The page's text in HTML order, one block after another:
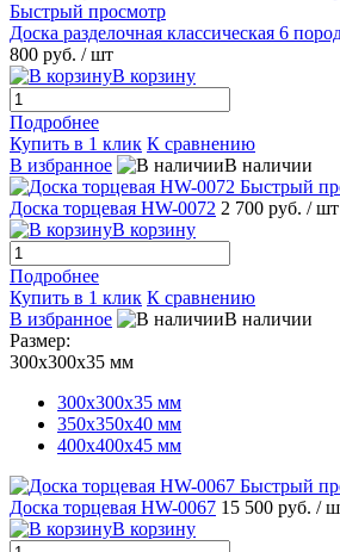
Быстрый просмотр
Доска разделочная классическая 6
800 руб. / шт
В корзину
Подробнее
Купить в 1 клик К сравнению
В избранное
В наличии
Быстрый
Доска торцевая HW-0072 2 700 руб. / шт
В корзину
Подробнее
Купить в 1 клик К сравнению
В избранное
В наличии
Размер:
300х300х35 мм
300х300х35 мм
350х350х40 мм
400х400х45 мм
Быстрый
Доска торцевая HW-0067 15 500 руб. /
В корзину